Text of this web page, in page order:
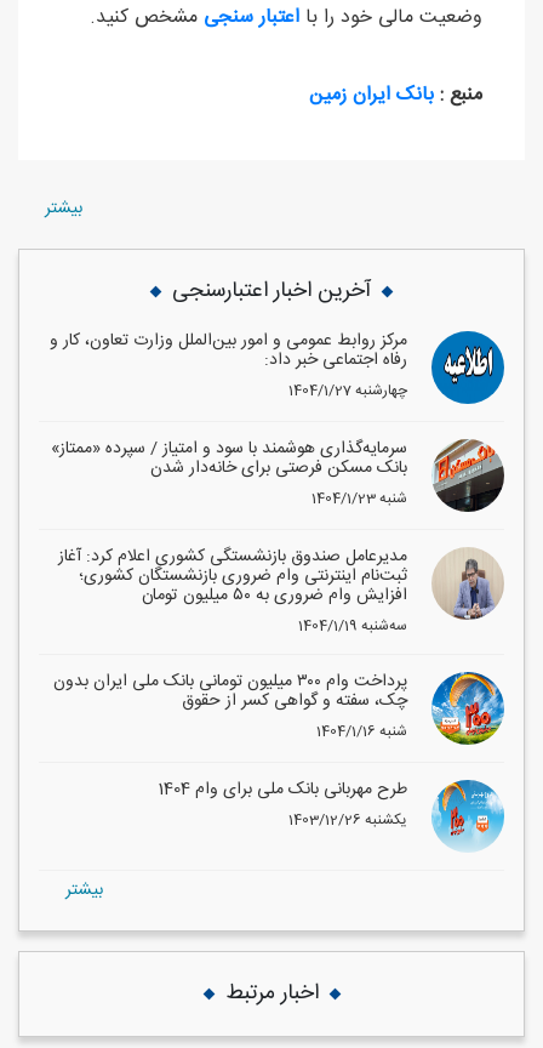
وضعیت مالی خود را با اعتبار سنجی مشخص کنید.
منبع :بانک ایران زمین
بيشتر
آخرین اخبار اعتبارسنجی
مرکز روابط عمومی و امور بین‌الملل وزارت تعاون، کار و
رفاه اجتماعی خبر داد:
1404/1/27 چهارشنبه
سرمایه‌گذاری هوشمند با سود و امتیاز / سپرده «ممتاز»
بانک مسکن فرصتی برای خانه‌دار شدن
1404/1/23 شنبه
مدیرعامل صندوق بازنشستگی کشوری اعلام کرد: آغاز
ثبت‌نام اینترنتی وام ضروری بازنشستگان کشوری؛
افزایش وام ضروری به ۵۰ میلیون تومان
1404/1/19 سه‌شنبه
پرداخت وام ۳۰۰ میلیون تومانی بانک ملی ایران بدون
چک، سفته و گواهی کسر از حقوق
1404/1/16 شنبه
طرح مهربانی بانک ملی برای وام 1404
1403/12/26 یکشنبه
بيشتر
اخبار مرتبط